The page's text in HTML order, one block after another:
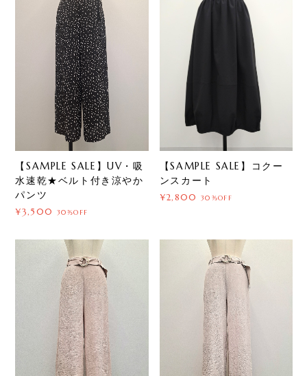
【SAMPLE SALE】UV・吸
水速乾★ベルト付き涼やか
パンツ
¥3,500 30%OFF
【SAMPLE SALE】コクー
ンスカート
¥2,800 30%OFF